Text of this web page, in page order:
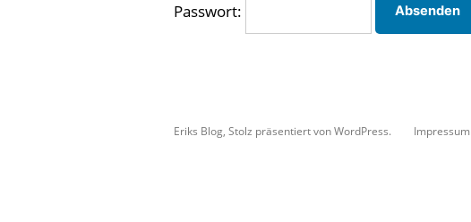
Passwort:
Eriks Blog ,Stolz präsentiert von WordPress. Impressum